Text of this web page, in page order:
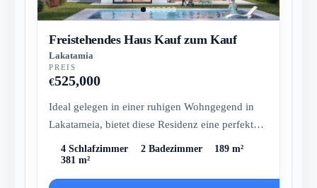
Freistehendes Haus Kauf zum Kauf
Lakatamia
PREIS
€525,000
Ideal gelegen in einer ruhigen Wohngegend in
Lakatameia, bietet diese Residenz eine perfekte
4 Schlafzimmer 2 Badezimmer
189 m²
381 m²